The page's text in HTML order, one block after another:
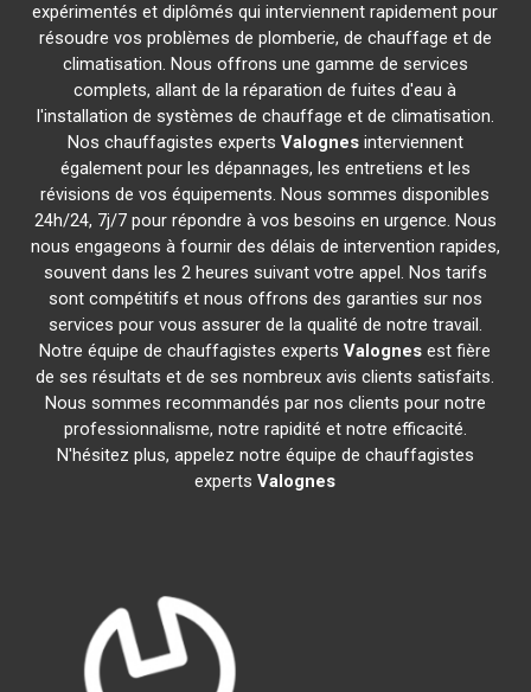
expérimentés et diplômés qui interviennent rapidement pour
résoudre vos problèmes de plomberie, de chauffage et de
climatisation. Nous offrons une gamme de services
complets, allant de la réparation de fuites d'eau à
l'installation de systèmes de chauffage et de climatisation.
Nos chauffagistes experts Valognesinterviennent
également pour les dépannages, les entretiens et les
révisions de vos équipements. Nous sommes disponibles
24h/24, 7j/7 pour répondre à vos besoins en urgence. Nous
nous engageons à fournir des délais de intervention rapides,
souvent dans les 2 heures suivant votre appel. Nos tarifs
sont compétitifs et nous offrons des garanties sur nos
services pour vous assurer de la qualité de notre travail.
Notre équipe de chauffagistes expertsValognes est fière
de ses résultats et de ses nombreux avis clients satisfaits.
Nous sommes recommandés par nos clients pour notre
professionnalisme, notre rapidité et notre efficacité.
N'hésitez plus, appelez notre équipe de chauffagistes
expertsValognes